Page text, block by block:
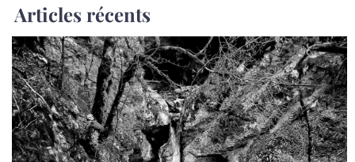
Articles récents